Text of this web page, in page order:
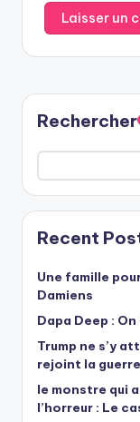
Rechercher
Recent
Une famille
Damiens
Dapa Deep :
Trump ne s’y
rejoint la guerre
le monstre qui
l’horreur : Le